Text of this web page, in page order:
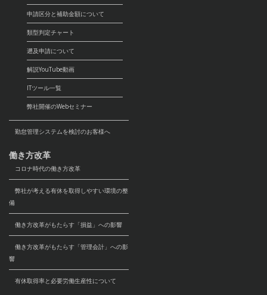
申請区分と補助金額について
類型判定チャート
遡及申請について
解説YouTube動画
ITツール一覧
弊社開催のWebセミナー
勤怠管理システムを検討のお客様へ
働き方改革
コロナ時代の働き方改革
弊社が考える有休を取得しやすい環境の整
備
働き方改革がもたらす「損益」への影響
働き方改革がもたらす「管理会計」への影
響
有休取得率と必要労働生産性について